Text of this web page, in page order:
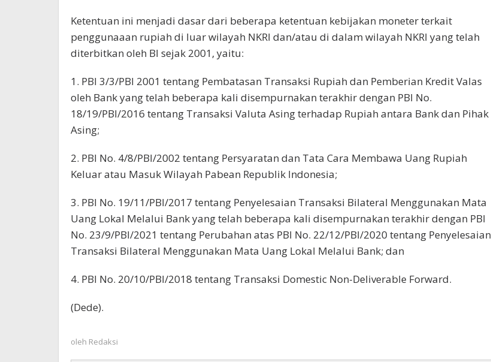
Ketentuan ini menjadi dasar dari beberapa ketentuan kebijakan moneter terkait
penggunaaan rupiah di luar wilayah NKRI dan/atau di dalam wilayah NKRI yang telah
diterbitkan oleh BI sejak 2001, yaitu:
1. PBI 3/3/PBI 2001 tentang Pembatasan Transaksi Rupiah dan Pemberian Kredit Valas
oleh Bank yang telah beberapa kali disempurnakan terakhir dengan PBI No.
18/19/PBI/2016 tentang Transaksi Valuta Asing terhadap Rupiah antara Bank dan Pihak
Asing;
2. PBI No. 4/8/PBI/2002 tentang Persyaratan dan Tata Cara Membawa Uang Rupiah
Keluar atau Masuk Wilayah Pabean Republik Indonesia;
3. PBI No. 19/11/PBI/2017 tentang Penyelesaian Transaksi Bilateral Menggunakan Mata
Uang Lokal Melalui Bank yang telah beberapa kali disempurnakan terakhir dengan PBI
No. 23/9/PBI/2021 tentang Perubahan atas PBI No. 22/12/PBI/2020 tentang Penyelesaian
Transaksi Bilateral Menggunakan Mata Uang Lokal Melalui Bank; dan
4. PBI No. 20/10/PBI/2018 tentang Transaksi Domestic Non-Deliverable Forward.
(Dede).
oleh Redaksi